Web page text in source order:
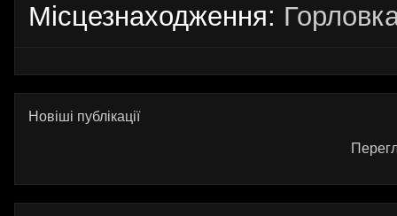
Місцезнаходження:
Новіші публікації